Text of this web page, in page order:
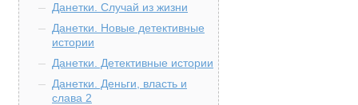
Данетки. Случай из жизни
Данетки. Новые детективные
истории
Данетки. Детективные истории
Данетки. Деньги, власть и
слава 2